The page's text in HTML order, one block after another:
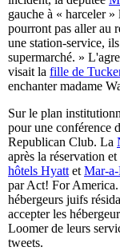
gauche à « harceler
pourront pas aller au
une station-service,
supermarché. »
visait la fille de
enchanter madame
Sur le plan
pour une conférence
Republican Club. La
après la réservation
hôtels Hyatt et Mar-
par Act! For America.
hébergeurs juifs
accepter les
Loomer de leurs
tweets.